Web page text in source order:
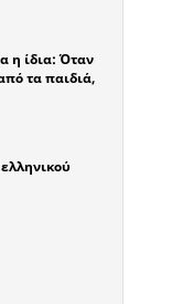
η ίδια: Όταν
τα παιδιά,